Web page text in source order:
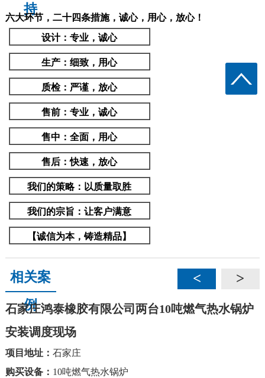
持
六大环节，二十四条措施，诚心，用心，放心！
设计：专业，诚心
生产 ：细致，用心
质检：严谨，放心
售前 ：专业，诚心
售中 ：全面，用心
售后 ：快速，放心
我们的策略： 以质量取胜
我们的宗旨：让客户满意
【诚信为本，铸造精品】
相关案
例
石家庄鸿泰橡胶有限公司两台10吨燃气热水锅炉
安装调度现场
项目地址：石家庄
购买设备： 10吨燃气热水锅炉
>
<